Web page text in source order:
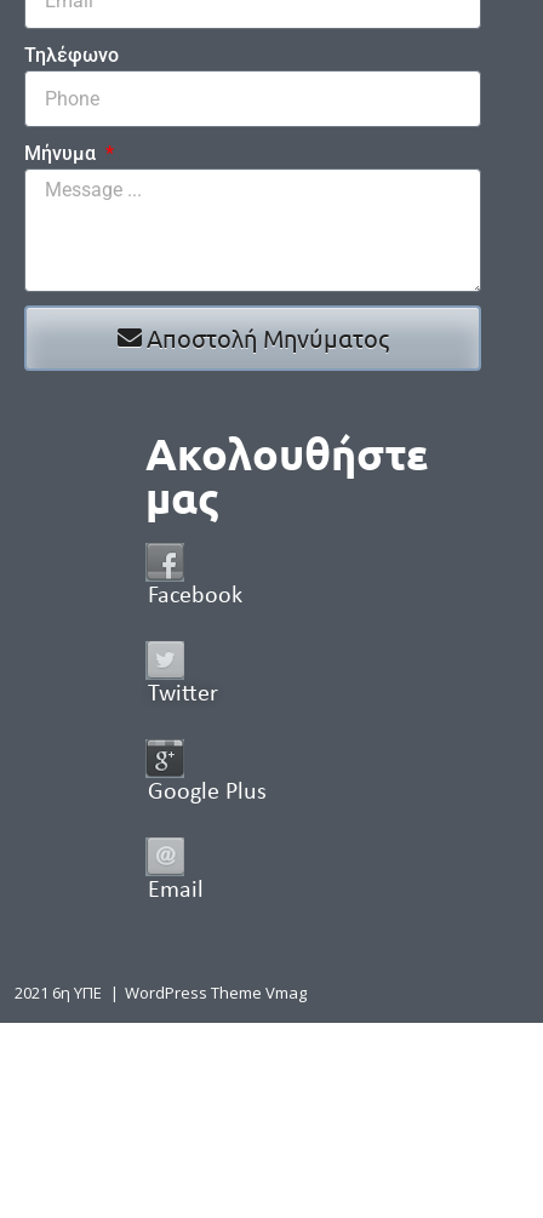
Τηλέφωνο
Μήνυμα
Αποστολή Μηνύματος
Ακολουθήστε
μας
Facebook
Twitter
Google Plus
Email
2021 6η ΥΠΕ | WordPress Theme Vmag